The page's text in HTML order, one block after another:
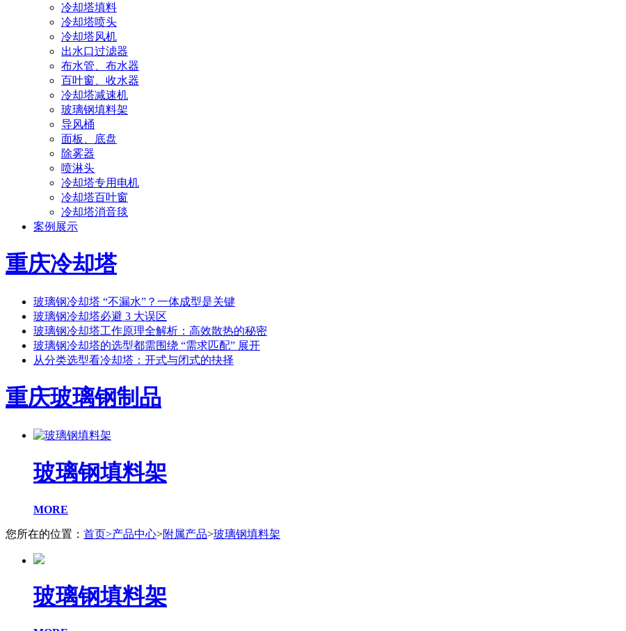
冷却塔填料
冷却塔喷头
冷却塔风机
出水口过滤器
布水管、布水器
百叶窗、收水器
冷却塔减速机
玻璃钢填料架
导风桶
面板、底盘
除雾器
喷淋头
冷却塔专用电机
冷却塔百叶窗
冷却塔消音毯
案例展示
重庆冷却塔
玻璃钢冷却塔 “不漏水”？一体成型是关键
玻璃钢冷却塔必避 3 大误区
玻璃钢冷却塔工作原理全解析：高效散热的秘密
玻璃钢冷却塔的选型都需围绕 “需求匹配” 展开
从分类选型看冷却塔：开式与闭式的抉择
重庆玻璃钢制品
玻璃钢填料架
MORE
您所在的位置： 首页>产品中心>附属产品>玻璃钢填料架
玻璃钢填料架